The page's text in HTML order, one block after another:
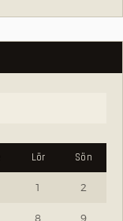
Lör Sön
1 2
8 9